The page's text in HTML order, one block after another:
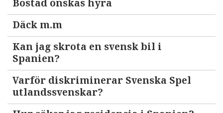
Bostad önskas hyra
Däck m.m
Kan jag skrota en svensk bil i
Spanien?
Varför diskriminerar Svenska Spel
utlandssvenskar?